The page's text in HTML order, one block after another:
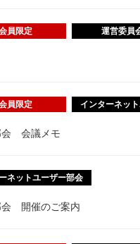
員限定 運営委員
員限定 インターネッ
会 会議メモ
ネットユーザー部会
会 開催のご案内